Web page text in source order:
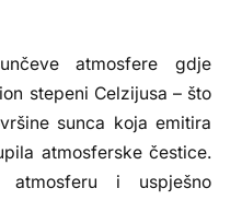
atmosfere gdje
stepeni Celzijusa – što
sunca koja emitira
atmosferske čestice.
i uspješno